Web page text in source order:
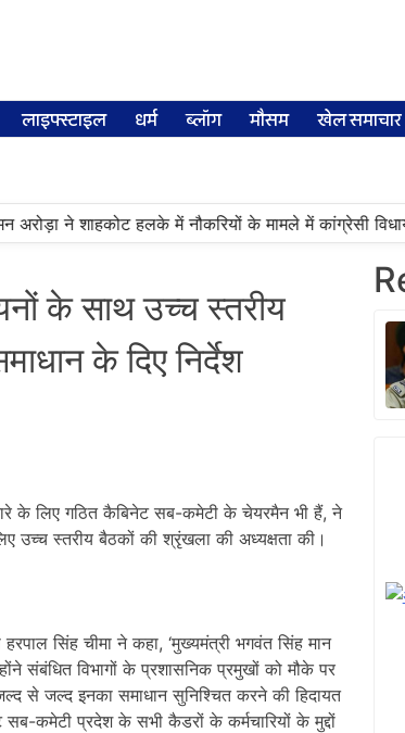
लाइफ्स्टाइल धर्म ब्लॉग मौसम खेल समाचार
अरोड़ा ने शाहकोट हलके में नौकरियों के मामले में कांग्रेसी
के साथ उच्च स्तरीय
के दिए निर्देश
के लिए गठित कैबिनेट सब-कमेटी के चेयरमैन भी हैं, ने
उच्च स्तरीय बैठकों की श्रृंखला की अध्यक्षता की।
हरपाल सिंह चीमा ने कहा, ‘मुख्यमंत्री भगवंत सिंह मान
संबंधित विभागों के प्रशासनिक प्रमुखों को मौके पर
से जल्द इनका समाधान सुनिश्चित करने की हिदायत
कमेटी प्रदेश के सभी कैडरों के कर्मचारियों के मुद्दों